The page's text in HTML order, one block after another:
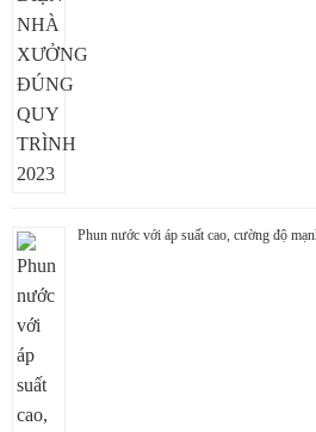
Phun nước với áp suất cao, cường độ